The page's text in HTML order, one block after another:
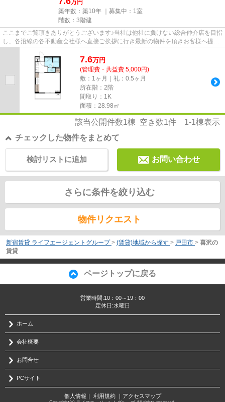
万円
築年数：築10年 ｜募集中： 1室
階数：3階建
ここまでご覧頂きありがとうございます♪当社は他社に負けない総合仲介店を目指
し、各沿線の各不動産会社様へ直接ご挨拶に行き最新の物件を頂きお客様へ提供
7.6万円
(管理費・共益費 5,000円)
敷：1ヶ月｜礼：0.5ヶ月
所在階：2階
間取り：1K
面積：28.98㎡
該当公開件数1棟 空き数1件 1-1棟表示
チェックした物件をまとめて
お問い合わせ
検討リストに追加
さらに条件を絞り込む
物件リクエスト
新宿賃貸 ライフエージェントグループ > (賃貸)地域から探す > 戸田市 > 喜沢の
賃貸
ページトップに戻る
営業時間:10：00～19：00
定休日:水曜日
ホーム
会社概要
お問合せ
PCサイト
個人情報 ｜ 利用規約｜ アクセスマップ